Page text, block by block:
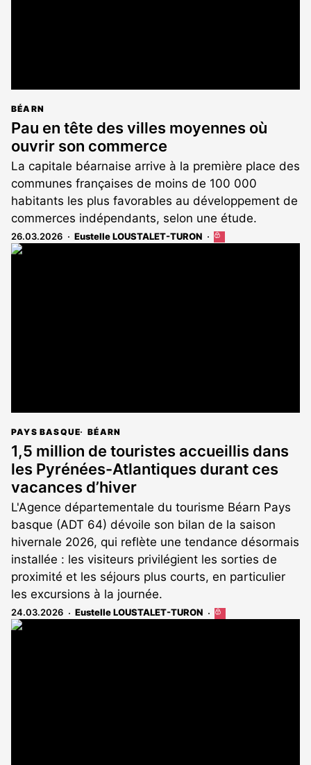
BÉARN
Pau en tête des villes moyennes où
ouvrir son commerce
La capitale béarnaise arrive à la première place des
communes françaises de moins de 100 000
habitants les plus favorables au développement de
commerces indépendants, selon une étude.
26.03.2026 Eustelle LOUSTALET-TURON
Cet
PAYS BASQUE BÉARN
1,5 million de touristes accueillis dans
les Pyrénées-Atlantiques durant ces
vacances d’hiver
L'Agence départementale du tourisme Béarn Pays
basque (ADT 64) dévoile son bilan de la saison
hivernale 2026, qui reflète une tendance désormais
installée : les visiteurs privilégient les sorties de
proximité et les séjours plus courts, en particulier
les excursions à la journée.
24.03.2026 Eustelle LOUSTALET-TURON
Cet